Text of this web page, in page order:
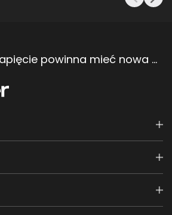
Jakie napięcie powinna mieć nowa bateria do kosiarki?